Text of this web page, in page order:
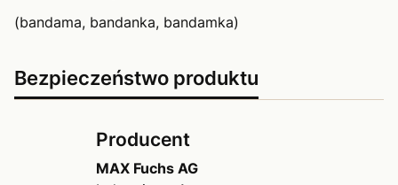
(bandama, bandanka, bandamka)
Bezpieczeństwo produktu
Producent
MAX Fuchs AG